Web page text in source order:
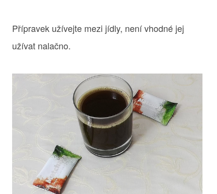
Přípravek užívejte mezi jídly, není vhodné jej
užívat nalačno.